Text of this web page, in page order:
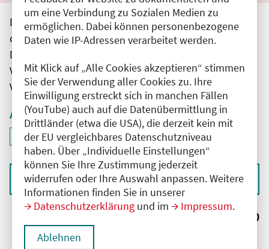
um eine Verbindung zu Sozialen Medien zu
ermöglichen. Dabei können personenbezogene
Daten wie IP-Adressen verarbeitet werden.
Mit Klick auf „Alle Cookies akzeptieren“ stimmen
Sie der Verwendung aller Cookies zu. Ihre
Einwilligung erstreckt sich in manchen Fällen
(YouTube) auch auf die Datenübermittlung in
Drittländer (etwa die USA), die derzeit kein mit
der EU vergleichbares Datenschutzniveau
haben. Über „Individuelle Einstellungen“
können Sie Ihre Zustimmung jederzeit
widerrufen oder Ihre Auswahl anpassen. Weitere
Informationen finden Sie in unserer
Datenschutzerklärung und im Impressum.
Ablehnen
Die hier aufgeführten Veranstaltungen entsprechen
den unmittelbar vom Veranstalter getätigten Angaben.
Die Ärztekammer Berlin übernimmt keine
Verantwortung für den Inhalt, die Haftung obliegt dem
Veranstalter.
Aktive Filter
Filter
ID: ANT-2504447
deaktivieren und Suchergebnisse neu laden
Sortieren nach
Ergebnisse: 0